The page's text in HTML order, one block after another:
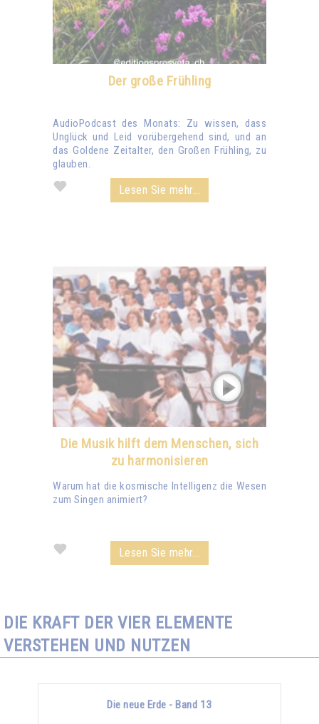
Der große Frühling
AudioPodcast des Monats: Zu wissen, dass
Unglück und Leid vorübergehend sind, und an
das Goldene Zeitalter, den Großen Frühling, zu
glauben.
Lesen Sie mehr...
Die Musik hilft dem Menschen, sich
zu harmonisieren
Warum hat die kosmische Intelligenz die Wesen
zum Singen animiert?
Lesen Sie mehr...
DIE KRAFT DER VIER ELEMENTE
VERSTEHEN UND NUTZEN
Die neue Erde - Band 13